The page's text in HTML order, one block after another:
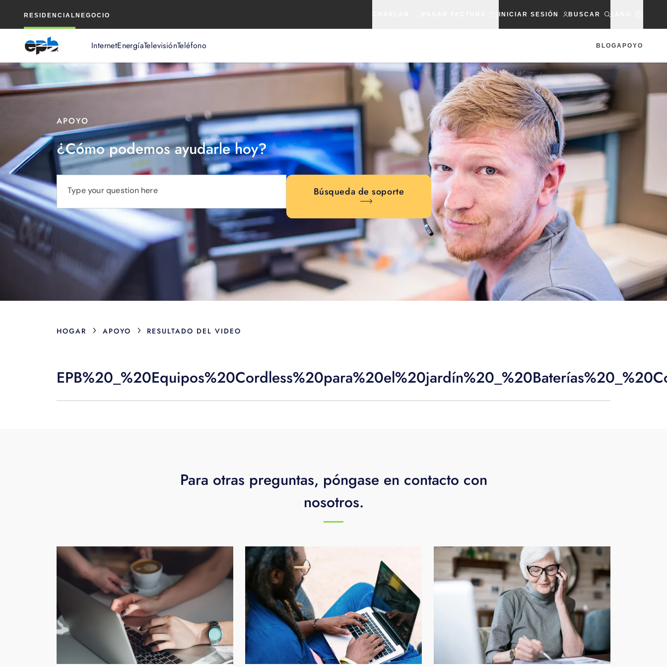
RESIDENCIAL NEGOCIO INICIAR SESIÓN BUSCAR
InternetEnergíaTelevisiónTeléfono BLOGAPOYO
principal
APOYO
¿Cómo podemos ayudarle hoy?
Type your question here Búsqueda de soporte
HOGAR › APOYO › RESULTADO DEL VIDEO
Para otras preguntas, póngase en contacto con
nosotros.